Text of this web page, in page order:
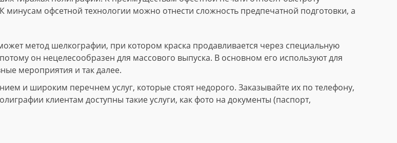
минусам офсетной технологии можно отнести сложность предпечатной подготовки, а
метод шелкографии, при котором краска продавливается через специальную
он нецелесообразен для массового выпуска. В основном его используют для
мероприятия и так далее.
и широким перечнем услуг, которые стоят недорого. Заказывайте их по телефону,
клиентам доступны такие услуги, как фото на документы (паспорт,